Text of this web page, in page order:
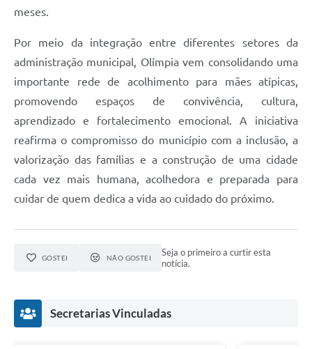
meses.
Por meio da integração entre diferentes setores da
administração municipal, Olímpia vem consolidando uma
importante rede de acolhimento para mães atípicas,
promovendo espaços de convivência, cultura,
aprendizado e fortalecimento emocional. A iniciativa
reafirma o compromisso do município com a inclusão, a
valorização das famílias e a construção de uma cidade
cada vez mais humana, acolhedora e preparada para
cuidar de quem dedica a vida ao cuidado do próximo.
GOSTEI NÃO GOSTEI
Seja o primeiro a curtir esta
notícia.
Secretarias Vinculadas